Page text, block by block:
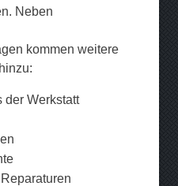
Neben
kommen weitere
der Werkstatt